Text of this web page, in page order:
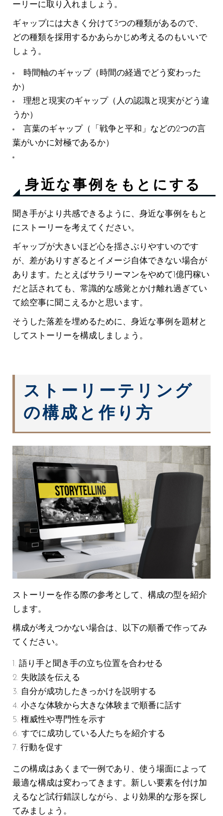
ーリーに取り入れましょう。
ギャップには大きく分けて3つの種類があるので、
どの種類を採用するかあらかじめ考えるのもいいで
しょう。
時間軸のギャップ（時間の経過でどう変わった
か）
理想と現実のギャップ（人の認識と現実がどう違
うか）
言葉のギャップ（「戦争と平和」などの2つの言
葉がいかに対極であるか）
身近な事例をもとにする
聞き手がより共感できるように、身近な事例をもと
にストーリーを考えてください。
ギャップが大きいほど心を揺さぶりやすいのです
が、差がありすぎるとイメージ自体できない場合が
あります。たとえばサラリーマンをやめて1億円稼い
だと話されても、常識的な感覚とかけ離れ過ぎてい
て絵空事に聞こえるかと思います。
そうした落差を埋めるために、身近な事例を題材と
してストーリーを構成しましょう。
ストーリーテリング
の構成と作り方
ストーリーを作る際の参考として、構成の型を紹介
します。
構成が考えつかない場合は、以下の順番で作ってみ
てください。
語り手と聞き手の立ち位置を合わせる
失敗談を伝える
自分が成功したきっかけを説明する
小さな体験から大きな体験まで順番に話す
権威性や専門性を示す
すでに成功している人たちを紹介する
行動を促す
この構成はあくまで一例であり、使う場面によって
最適な構成は変わってきます。新しい要素を付け加
えるなど試行錯誤しながら、より効果的な形を探し
てみましょう。